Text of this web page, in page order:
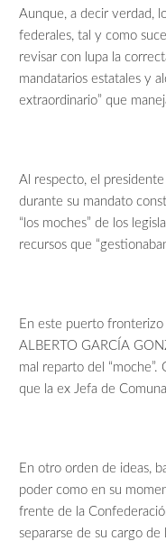
Aunque, a decir verdad,
federales, tal y como
revisar con lupa la
mandatarios estatales y
extraordinario” que
Al respecto, el
durante su mandato
“los moches” de los
recursos que
En este puerto
ALBERTO GARCÍA
mal reparto del
que la ex Jefa de
En otro orden de ideas,
poder como en su
frente de la
separarse de su cargo